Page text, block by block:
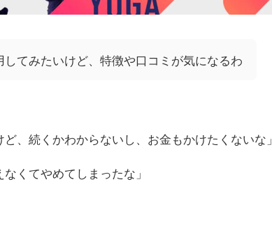
てみたいけど、特徴や口コミが気になるわ
、続くかわからないし、お金もかけたくないな」
くてやめてしまったな」